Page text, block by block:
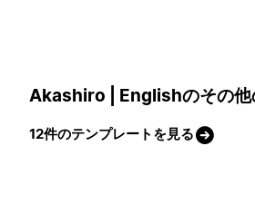
Akashiro | Englishのその他
12件のテンプレートを見る